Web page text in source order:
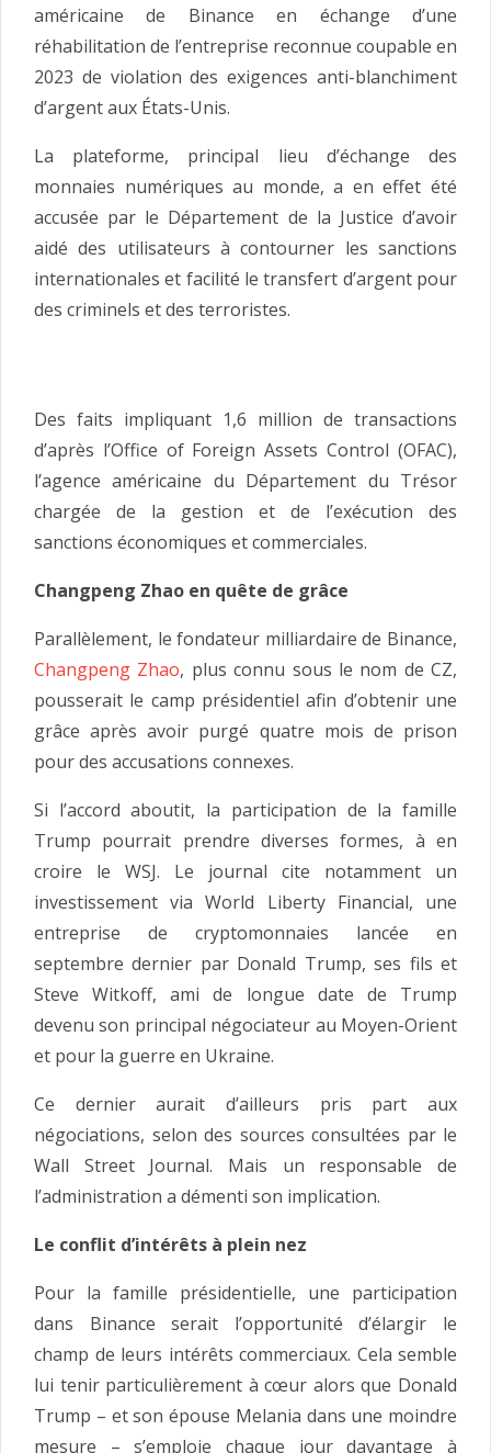
américaine de Binance en échange d’une
réhabilitation de l’entreprise reconnue coupable en
2023 de violation des exigences anti-blanchiment
d’argent aux États-Unis.
La plateforme, principal lieu d’échange des
monnaies numériques au monde, a en effet été
accusée par le Département de la Justice d’avoir
aidé des utilisateurs à contourner les sanctions
internationales et facilité le transfert d’argent pour
des criminels et des terroristes.
Des faits impliquant 1,6 million de transactions
d’après l’Office of Foreign Assets Control (OFAC),
l’agence américaine du Département du Trésor
chargée de la gestion et de l’exécution des
sanctions économiques et commerciales.
Changpeng Zhao en quête de grâce
Parallèlement, le fondateur milliardaire de Binance,
Changpeng Zhao, plus connu sous le nom de CZ,
pousserait le camp présidentiel afin d’obtenir une
grâce après avoir purgé quatre mois de prison
pour des accusations connexes.
Si l’accord aboutit, la participation de la famille
Trump pourrait prendre diverses formes, à en
croire le WSJ. Le journal cite notamment un
investissement via World Liberty Financial, une
entreprise de cryptomonnaies lancée en
septembre dernier par Donald Trump, ses fils et
Steve Witkoff, ami de longue date de Trump
devenu son principal négociateur au Moyen-Orient
et pour la guerre en Ukraine.
Ce dernier aurait d’ailleurs pris part aux
négociations, selon des sources consultées par le
Wall Street Journal. Mais un responsable de
l’administration a démenti son implication.
Le conflit d’intérêts à plein nez
Pour la famille présidentielle, une participation
dans Binance serait l’opportunité d’élargir le
champ de leurs intérêts commerciaux. Cela semble
lui tenir particulièrement à cœur alors que Donald
Trump – et son épouse Melania dans une moindre
mesure – s’emploie chaque jour davantage à